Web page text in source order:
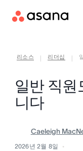
리소스 리더십
일반 직원
니다
Caeleigh
2026년 2월 8일